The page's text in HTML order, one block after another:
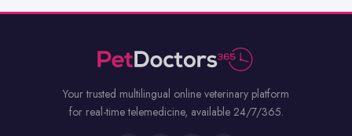
Your trusted multilingual online veterinary platform
for real-time telemedicine, available 24/7/365.